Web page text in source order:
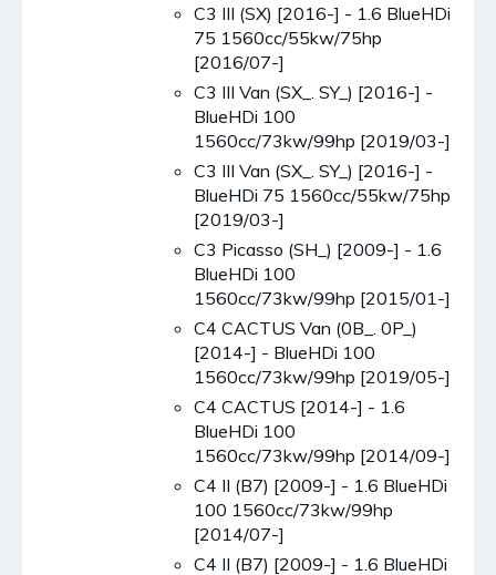
C3 III (SX) [2016-] - 1.6 BlueHDi
75 1560cc/55kw/75hp
[2016/07-]
C3 III Van (SX_. SY_) [2016-] -
BlueHDi 100
1560cc/73kw/99hp [2019/03-]
C3 III Van (SX_. SY_) [2016-] -
BlueHDi 75 1560cc/55kw/75hp
[2019/03-]
C3 Picasso (SH_) [2009-] - 1.6
BlueHDi 100
1560cc/73kw/99hp [2015/01-]
C4 CACTUS Van (0B_. 0P_)
[2014-] - BlueHDi 100
1560cc/73kw/99hp [2019/05-]
C4 CACTUS [2014-] - 1.6
BlueHDi 100
1560cc/73kw/99hp [2014/09-]
C4 II (B7) [2009-] - 1.6 BlueHDi
100 1560cc/73kw/99hp
[2014/07-]
C4 II (B7) [2009-] - 1.6 BlueHDi